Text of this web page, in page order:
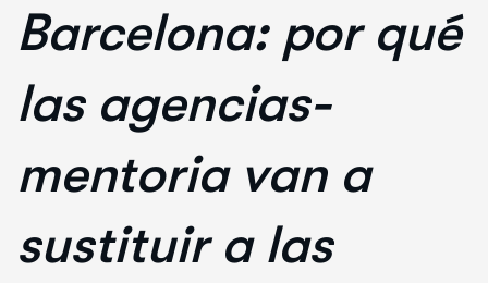
Barcelona: por qué
las agencias-
mentoria van a
sustituir a las